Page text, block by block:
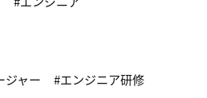
ジャー エンジニア研修